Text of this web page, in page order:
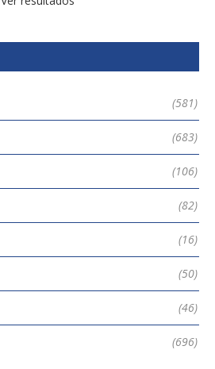
(581)
(683)
(106)
(82)
(16)
(50)
(46)
(696)